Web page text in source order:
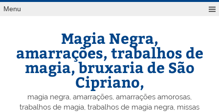
Skip
toMenu
Magia Negra,
amarrações, trabalhos de
magia, bruxaria de São
Cipriano,
magia negra, amarrações, amarrações amorosas,
trabalhos de magia, trabalhos de magia negra, missas